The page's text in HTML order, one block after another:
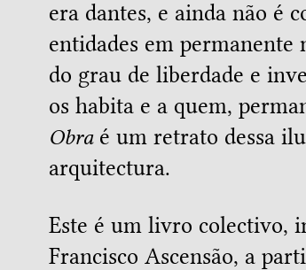
era dantes, e ainda não é
entidades em permanente
do grau de liberdade e
os habita e a quem,
Obraé um retrato dessa
arquitectura.
Este é um livro colectivo,
Francisco Ascensão, a